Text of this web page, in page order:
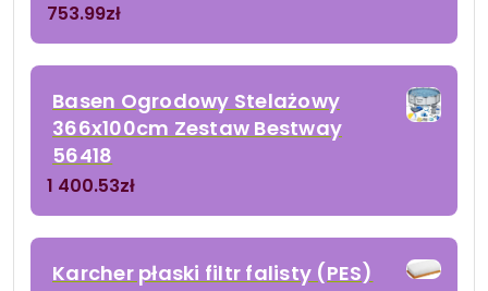
753.99zł
Basen Ogrodowy Stelażowy
366x100cm Zestaw Bestway
56418
1 400.53zł
Karcher płaski filtr falisty (PES)